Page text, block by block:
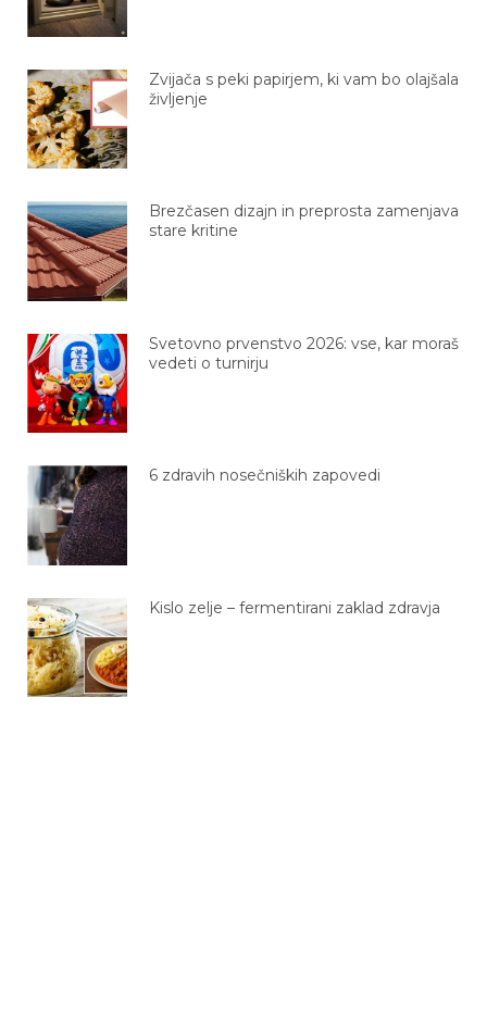
Zvijača s peki papirjem, ki vam bo olajšala
življenje
Brezčasen dizajn in preprosta zamenjava
stare kritine
Svetovno prvenstvo 2026: vse, kar moraš
vedeti o turnirju
6 zdravih nosečniških zapovedi
Kislo zelje – fermentirani zaklad zdravja